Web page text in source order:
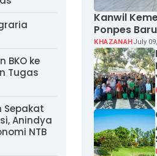
BKO ke
Tugas
Sepakat
Anindya
NTB
Kanwil
Ponpes
KHAZANAHJuly